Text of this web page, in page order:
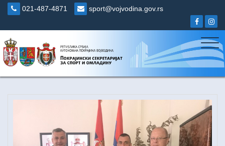
Skip
021-487-4871 sport@vojvodina.gov.rs